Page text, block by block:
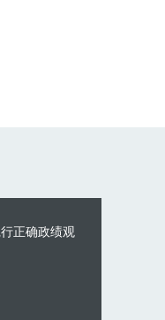
正确政绩观